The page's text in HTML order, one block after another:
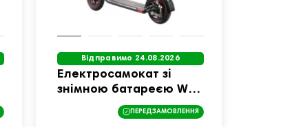
Відправимо 24.08.2026
Електросамокат зі
знімною батареєю W-
TEC SwapCharge 500 W
10” чорно-червоний
ПЕРЕДЗАМОВЛЕННЯ